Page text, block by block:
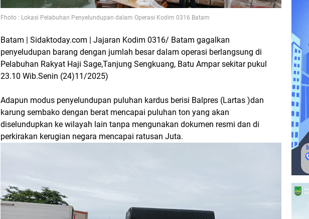
Fhoto : Lokasi Pelabuhan Penyelundupan dalam Operasi Kodim 0316 Batam
Batam | Sidaktoday.com | Jajaran Kodim 0316/ Batam gagalkan
penyeludupan barang dengan jumlah besar dalam operasi berlangsung di
Pelabuhan Rakyat Haji Sage,Tanjung Sengkuang, Batu Ampar sekitar pukul
23.10 Wib.Senin (24)11/2025)
Adapun modus penyelundupan puluhan kardus berisi Balpres (Lartas )dan
karung sembako dengan berat mencapai puluhan ton yang akan
diselundupkan ke wilayah lain tanpa mengunakan dokumen resmi dan di
perkirakan kerugian negara mencapai ratusan Juta.